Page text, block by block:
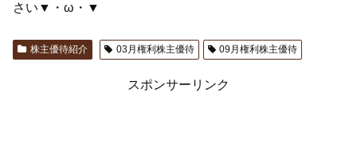
さい▼・ω・▼
株主優待紹介 03月権利株主優待 09月権利株主優待
スポンサーリンク